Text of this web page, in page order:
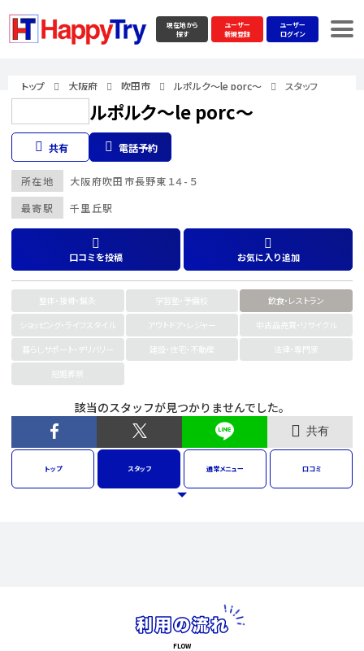
現在地から
探す
ユーザー
新規登録
ユーザー
ログイン
トップ 大阪府 吹田市 ルポルク～le porc～ スタッフ
ルポルク～le porc～
共有 電話予約
最寄駅 千里丘駅
所在地 大阪府吹田市長野東１４-５
口コミを投稿 お気に入り追加
整体・接骨・鍼灸 学習塾・予備校
飲食・レストラン
ショッピング・ライフスタイル
アウトドア・レジャー
中古品売買・リサイクル
暮らしサポート・デリバリー
建設・住宅・不動産
法律・専門家
冠婚葬祭
該当のスタッフが見つかりませんでした。
共有
トップ スタッフ 通常メニュー 口コミ